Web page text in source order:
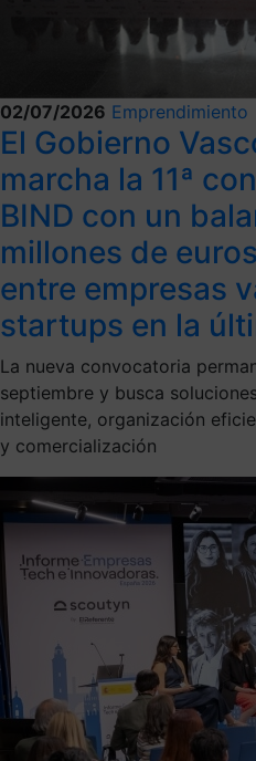
02/07/2026 Emprendimiento
El Gobierno
marcha la 11ª
BIND con un
millones de
entre empresas
startups en la
La nueva convocatoria
septiembre y busca
inteligente, organización
y comercialización